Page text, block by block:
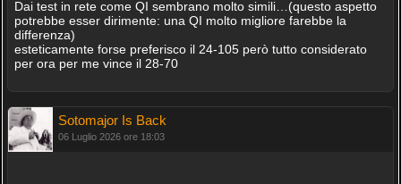
Dai test in rete come QI sembrano molto simili…(questo aspetto
potrebbe esser dirimente: una QI molto migliore farebbe la
differenza)
esteticamente forse preferisco il 24-105 però tutto considerato
per ora per me vince il 28-70
Sotomajor Is Back
06 Luglio 2026 ore 18:03